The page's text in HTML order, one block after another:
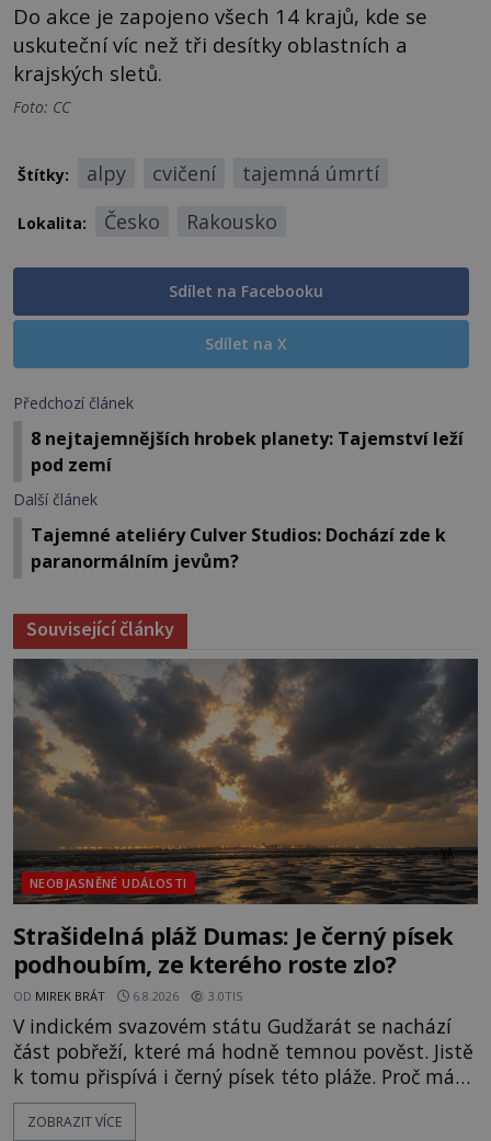
Do akce je zapojeno všech 14 krajů, kde se
uskuteční víc než tři desítky oblastních a
krajských sletů.
Foto: CC
Štítky: alpy cvičení tajemná úmrtí
Lokalita: Česko Rakousko
Sdílet na Facebooku
Sdílet na X
Předchozí článek
8 nejtajemnějších hrobek planety: Tajemství leží
pod zemí
Další článek
Tajemné ateliéry Culver Studios: Dochází zde k
paranormálním jevům?
Související články
NEOBJASNĚNÉ UDÁLOSTI
Strašidelná pláž Dumas: Je černý písek
podhoubím, ze kterého roste zlo?
OD MIREK BRÁT 6.8.2026 3.0TIS
V indickém svazovém státu Gudžarát se nachází
část pobřeží, které má hodně temnou pověst. Jistě
k tomu přispívá i černý písek této pláže. Proč má
pláž takové netypické zbarvení? Nakolik jsou
pravdivé historky, že zde došlo k nevysvětlitelným
ZOBRAZIT VÍCE